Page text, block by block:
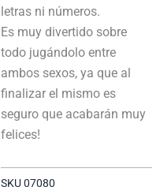
letras ni números.
Es muy divertido sobre
todo jugándolo entre
ambos sexos, ya que al
finalizar el mismo es
seguro que acabarán muy
felices!
SKU07080